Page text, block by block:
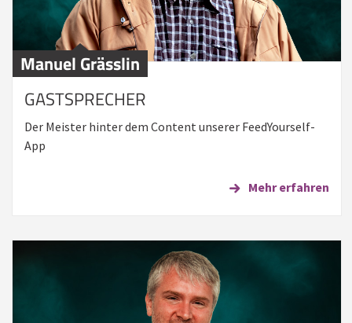
Manuel Grässlin
GASTSPRECHER
Der Meister hinter dem Content unserer FeedYourself-
App
Mehr erfahren